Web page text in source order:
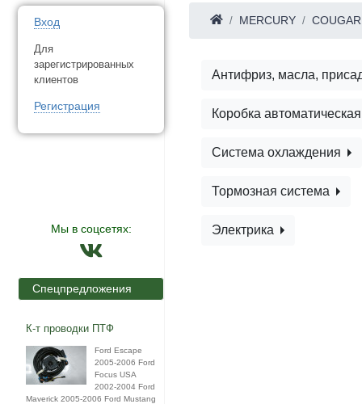
Вход
Для
зарегистрированных
клиентов
Регистрация
Мы в соцсетях:
Спецпредложения
К-т проводки ПТФ
Ford Escape
2005-2006 Ford
Focus USA
2002-2004 Ford
Maverick 2005-2006 Ford Mustang
MERCURY COUGAR
Антифриз, масла,
Коробка
Система охлаждения
Тормозная система
Электрика